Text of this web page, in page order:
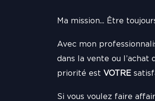
Ma mission... Être
Avec mon
dans la vente ou
priorité est VOTRE
Si vous voulez faire